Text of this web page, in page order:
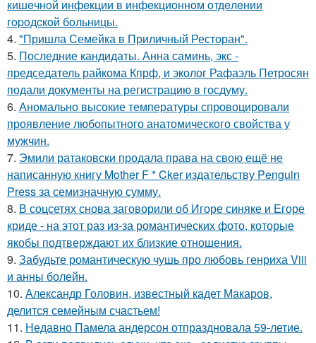
кишeчнoй инфeкции в инфeкциoннoм oтдeлeнии
гopoдcкoй бoльницы.
4. "Пришла Семейка в Приличный Ресторан".
5. Последние кандидаты. Анна саминь, экс -
председатель райкома Кпрф, и эколог Рафаэль Петросян
подали документы на регистрацию в госдуму.
6. Аномально высокие температуры спровоцировали
проявление любопытного анатомического свойства у
мужчин.
7. Эмили ратаковски продала права на свою ещё не
написанную книгу Mother F * Cker издательству Penguin
Press за семизначную сумму.
8. В соцсетях снова заговорили об Игоре синяке и Егоре
криде - на этот раз из-за романтических фото, которые
якобы подтверждают их близкие отношения.
9. Забудьте романтическую чушь про любовь генриха Viii
и анны болейн.
10. Александр Головин, известный кадет Макаров,
делится семейным счастьем!
11. Недавно Памела андерсон отпраздновала 59-летие.